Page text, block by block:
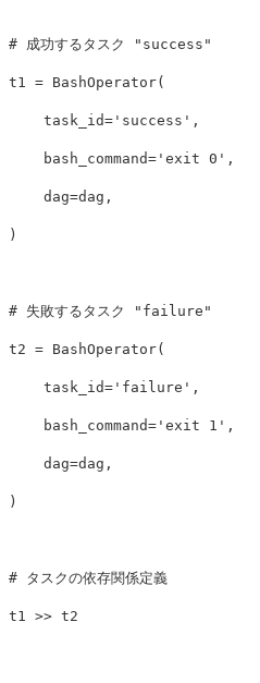
t1 = BashOperator(
task_id= 'success' ,
bash_command= 'exit 0' ,
dag=dag ,
)
t2 = BashOperator(
task_id= 'failure' ,
bash_command= 'exit 1' ,
dag=dag ,
)
t1 >> t2